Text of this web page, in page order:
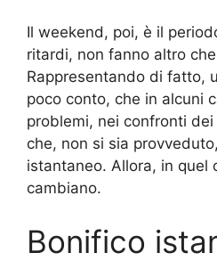
Il weekend, poi, è il
ritardi, non fanno altro
Rappresentando di fatto,
poco conto, che in alcuni
problemi, nei confronti
che, non si sia
istantaneo. Allora, in quel
cambiano.
Bonifico